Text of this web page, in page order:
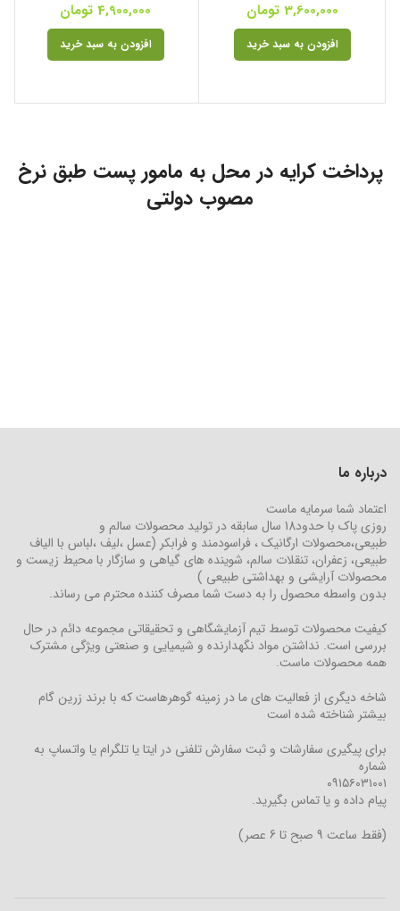
3,600,000 تومان
افزودن به سبد خرید
4,900,000 تومان
افزودن به سبد خرید
پرداخت کرایه در محل به مامور پست طبق نرخ
مصوب دولتی
درباره ما
اعتماد شما سرمایه ماست
روزی پاک با حدود18 سال سابقه در تولید محصولات سالم و
طبیعی،محصولات ارگانیک ، فراسودمند و فرابکر (عسل ،لیف ،لباس با الیاف
طبیعی، زعفران، تنقلات سالم، شوینده های گیاهی و سازگار با محیط زیست و
محصولات آرایشی و بهداشتی طبیعی )
بدون واسطه محصول را به دست شما مصرف کننده محترم می رساند.
کیفیت محصولات توسط تیم آزمایشگاهی و تحقیقاتی مجموعه دائم در حال
بررسی است. نداشتن مواد نگهدارنده و شیمیایی و صنعتی ویژگی مشترک
همه محصولات ماست.
شاخه دیگری از فعالیت های ما در زمینه گوهرهاست که با برند زرین گام
بیشتر شناخته شده است
برای پیگیری سفارشات و ثبت سفارش تلفنی در ایتا یا تلگرام یا واتساپ به
شماره
۰۹۱۵۶۰۳۱۰۰۱
پیام داده و یا تماس بگیرید.
(فقط ساعت 9 صبح تا 6 عصر)